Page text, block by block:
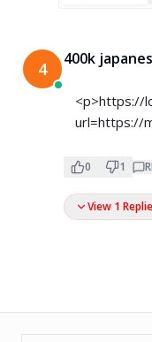
4 400k
<p>https://
url=https://
0 1
View 1